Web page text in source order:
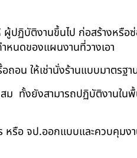
ผู้ปฏิบัติงานขึ้นไป ก่อสร้างหรื
หนดของแผนงานที่วางเอา
อน ให้เช่านั่งร้านแบบมาตรฐ
ทั้งยังสามารถปฏิบัติงานใน
หรือ จป.ออกแบบและควบคุมง